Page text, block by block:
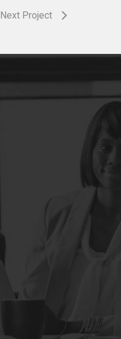
Next Project